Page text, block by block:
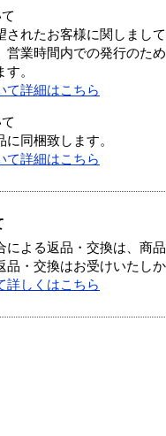
されたお客様に関しまし
営業時間内での発行のた
。
て詳細はこちら
に同梱致します。
て詳細はこちら
による返品・交換は、商
品・交換はお受けいたしか
詳しくはこちら